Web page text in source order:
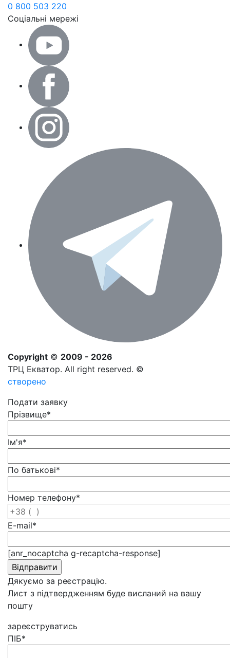
0 800 503 220
Соціальні мережі
Copyright © 2009 - 2026
ТРЦ Екватор. All right reserved. ©
створено
Подати заявку
Прізвище*
Ім'я*
По батькові*
Номер телефону*
E-mail*
[anr_nocaptcha g-recaptcha-response]
Дякуємо за реєстрацію.
Лист з підтвердженням буде висланий на вашу
пошту
зареєструватись
ПІБ*